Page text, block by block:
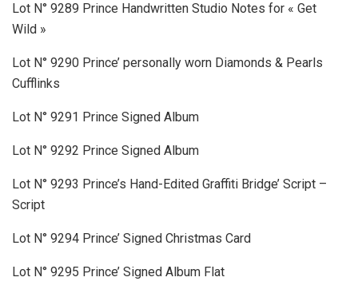
Lot N° 9289 Prince Handwritten Studio Notes for « Get
Wild »
Lot N° 9290 Prince’ personally worn Diamonds & Pearls
Cufflinks
Lot N° 9291 Prince Signed Album
Lot N° 9292 Prince Signed Album
Lot N° 9293 Prince’s Hand-Edited Graffiti Bridge’ Script –
Script
Lot N° 9294 Prince’ Signed Christmas Card
Lot N° 9295 Prince’ Signed Album Flat